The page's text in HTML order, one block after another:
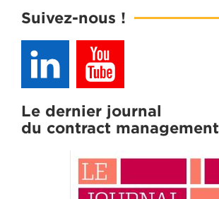
Suivez-nous !
Le dernier journal
du contract management